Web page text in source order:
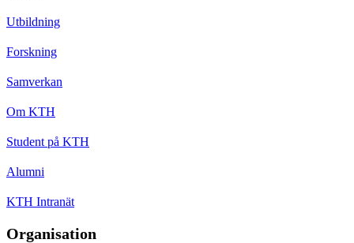
Utbildning
Forskning
Samverkan
Om KTH
Student på KTH
Alumni
KTH Intranät
Organisation